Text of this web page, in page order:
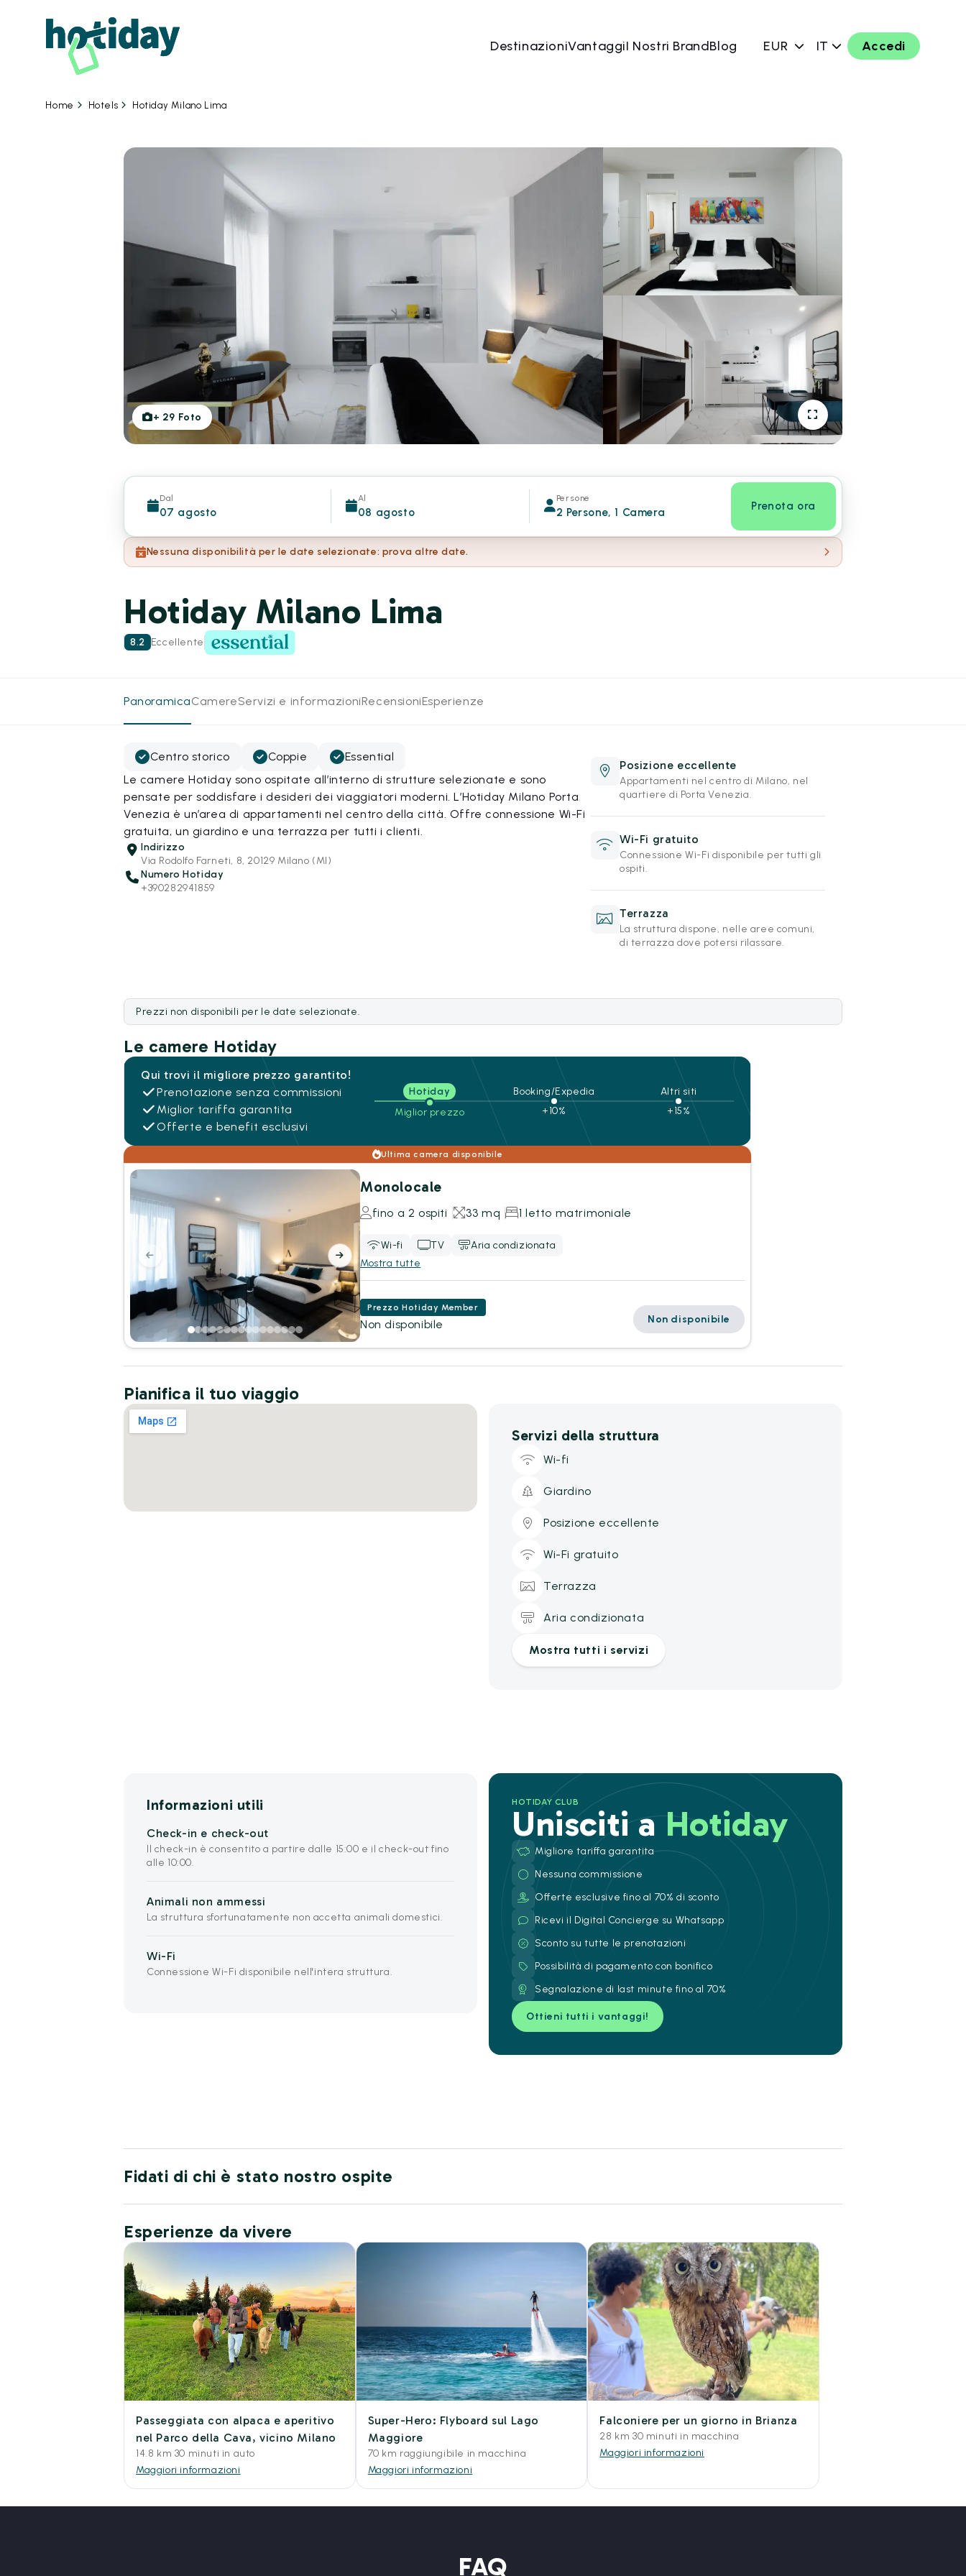
DestinazioniVantaggiI Nostri BrandBlog EUR IT Accedi
Home Hotels Hotiday Milano Lima
+ 29 Foto
Dal
07 agosto
Al
08 agosto
Persone
2 Persone, 1 Camera Prenota ora
Nessuna disponibilità per le date selezionate: prova altre date.
Hotiday Milano Lima
8.2 Eccellente
PanoramicaCamereServizi e informazioniRecensioniEsperienze
Centro storico Coppie
Essential
Le camere Hotiday sono ospitate all’interno di strutture selezionate e sono
pensate per soddisfare i desideri dei viaggiatori moderni. L’Hotiday Milano Porta
Venezia è un’area di appartamenti nel centro della città. Offre connessione Wi-Fi
gratuita, un giardino e una terrazza per tutti i clienti.
Indirizzo
Via Rodolfo Farneti, 8, 20129 Milano (MI)
Numero Hotiday
+390282941859
Posizione eccellente
Appartamenti nel centro di Milano, nel
quartiere di Porta Venezia.
Wi-Fi gratuito
Connessione Wi-Fi disponibile per tutti gli
ospiti.
Terrazza
La struttura dispone, nelle aree comuni,
di terrazza dove potersi rilassare.
Prezzi non disponibili per le date selezionate.
Le camere Hotiday
Qui trovi il migliore prezzo garantito!
Prenotazione senza commissioni
Miglior tariffa garantita
Offerte e benefit esclusivi
Hotiday
Miglior prezzo
Booking/Expedia
+10%
Altri siti
+15%
Ultima camera disponibile
Monolocale
fino a 2 ospiti 33 mq 1 letto matrimoniale
Wi-fi TV
Aria condizionata
Mostra tutte
Prezzo Hotiday Member
Non disponibile Non disponibile
Pianifica il tuo viaggio
Servizi della struttura
Wi-fi
Giardino
Posizione eccellente
Wi-Fi gratuito
Terrazza
Aria condizionata
Mostra tutti i servizi
Informazioni utili
Check-in e check-out
Il check-in è consentito a partire dalle 15:00 e il check-out fino
alle 10:00.
Animali non ammessi
La struttura sfortunatamente non accetta animali domestici.
Wi-Fi
Connessione Wi-Fi disponibile nell'intera struttura.
HOTIDAY CLUB
Unisciti aHotiday
Migliore tariffa garantita
Nessuna commissione
Offerte esclusive fino al 70% di sconto
Ricevi il Digital Concierge su Whatsapp
Sconto su tutte le prenotazioni
Possibilità di pagamento con bonifico
Segnalazione di last minute fino al 70%
Ottieni tutti i vantaggi!
Fidati di chi è stato nostro ospite
Esperienze da vivere
Passeggiata con alpaca e aperitivo
nel Parco della Cava, vicino Milano
14.8 km 30 minuti in auto
Maggiori informazioni
Super-Hero: Flyboard sul Lago
Maggiore
70 km raggiungibile in macchina
Maggiori informazioni
Falconiere per un giorno in Brianza
28 km 30 minuti in macchina
Maggiori informazioni
FAQ